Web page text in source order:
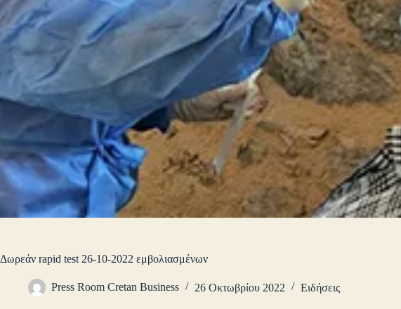
Δωρεάν rapid test 26-10-2022 εμβολιασμένων
Press Room Cretan Business 26 Οκτωβρίου 2022 Ειδήσεις